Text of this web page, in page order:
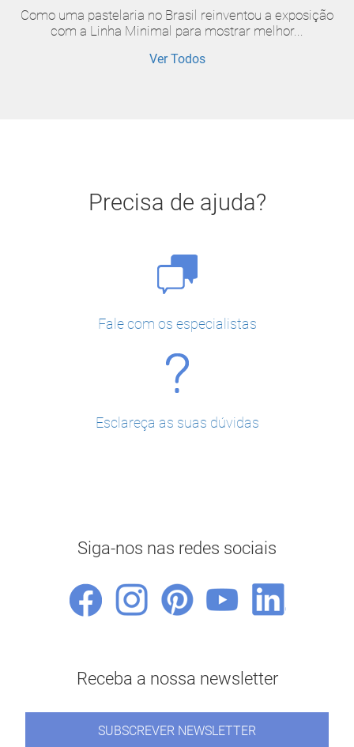
Como uma pastelaria no Brasil reinventou a exposição
com a Linha Minimal para mostrar melhor...
Ver Todos
Precisa de ajuda?
Fale com os especialistas
Esclareça as suas dúvidas
Siga-nos nas redes sociais
Receba a nossa newsletter
SUBSCREVER NEWSLETTER